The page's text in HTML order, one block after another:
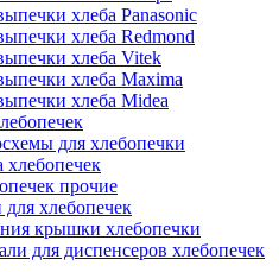
хлеба Panasonic
хлеба Redmond
хлеба Vitek
хлеба Maxima
хлеба Midea
для хлебопечки
прочие
хлебопечек
крышки хлебопечки
для диспенсеров хлебопечек